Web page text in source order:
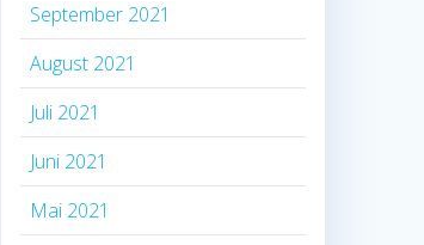
September 2021
August 2021
Juli 2021
Juni 2021
Mai 2021